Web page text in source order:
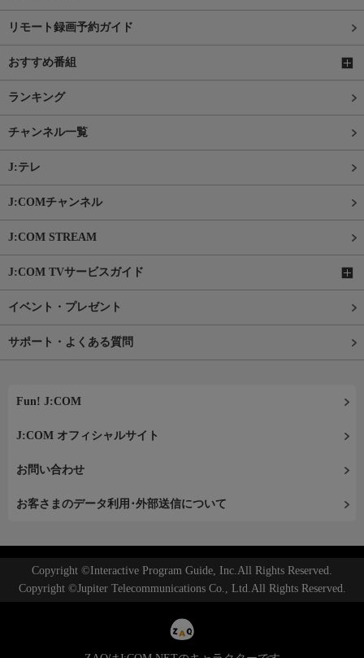
リモート録画予約ガイド
おすすめ番組
ランキング
チャンネル一覧
J:テレ
J:COMチャンネル
J:COM STREAM
J:COM TVサービスガイド
イベント・プレゼント
サポート・よくある質問
Fun! J:COM
J:COM オフィシャルサイト
お問い合わせ
お客さまのデータ利用･外部送信について
Copyright ©Interactive Program Guide, Inc.All Rights Reserved.
Copyright ©Jupiter Telecommunications Co., Ltd.All Rights Reserved.